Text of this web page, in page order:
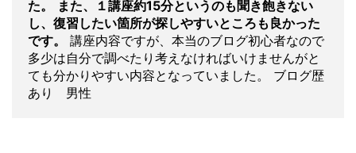
た。
また、１講座約15分というのも聞き飽きない
し、復習したい箇所が探しやすいところも良かった
です。
講座内容ですが、本当のブログ初心者なので
多少は自分で調べたり考えなければいけませんがと
ても分かりやすい内容となっていました。 ブログ歴
あり 男性